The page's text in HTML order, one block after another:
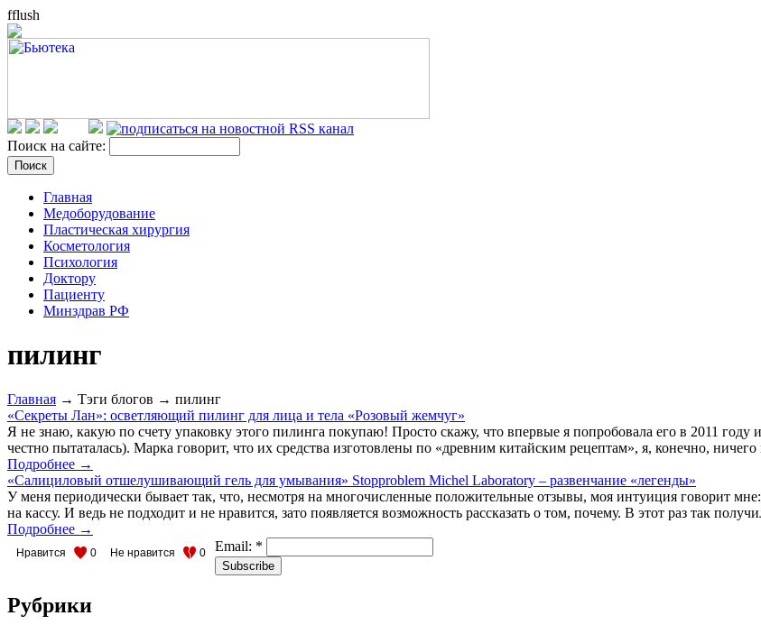
fflush
Поиск на сайте:
Главная
Медоборудование
Пластическая хирургия
Косметология
Психология
Доктору
Пациенту
Минздрав РФ
пилинг
Главная → Тэги блогов → пилинг
«Секреты Лан»: осветляющий пилинг для лица и тела «Розовый жемчуг»
Я не знаю, какую по счету упаковку этого пилинга покупаю! Просто скажу, что впервые я попробовала его в 2011
честно пытаталась). Марка говорит, что их средства изготовлены по «древним китайским рецептам», я, конечно,
Подробнее →
«Салициловый отшелушивающий гель для умывания» Stopproblem Michel Laboratory – развенчание «легенды»
У меня периодически бывает так, что, несмотря на многочисленные положительные отзывы, моя интуиция говорит
на кассу. И ведь не подходит и не нравится, зато появляется возможность рассказать о том, почему. В этот раз так
Подробнее →
Нравится 0 Не нравится 0 Email: *
Рубрики